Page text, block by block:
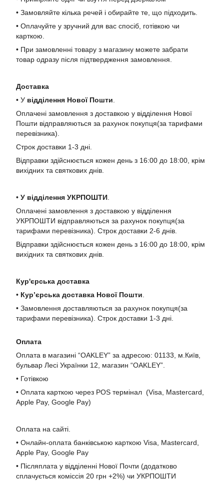
• Замовляйте кілька речей і обирайте те, що підходить.
• Оплачуйте у зручний для вас спосіб, готівкою чи
карткою.
• При замовленні товару з магазину можете забрати
товар одразу після підтвердження замовлення.
Доставка
• У відділення Нової Пошти.
Оплачені замовлення з доставкою у відділення Нової
Пошти відправляються за рахунок покупця(за тарифами
перевізника).
Строк доставки 1-3 дні.
Відправки здійснюється кожен день з 16:00 до 18:00, крім
вихідних та святкових днів.
• У відділення УКРПОШТИ.
Оплачені замовлення з доставкою у відділення
УКРПОШТИ відправляються за рахунок покупця(за
тарифами перевізника). Строк доставки 2-6 днів.
Відправки здійснюється кожен день з 16:00 до 18:00, крім
вихідних та святкових днів.
Кур'єрська доставка
• Кур’єрська доставка Нової Пошти.
• Замовлення доставляються за рахунок покупця(за
тарифами перевізника). Строк доставки 1-3 дні.
Оплата
Оплата в магазині “OAKLEY” за адресою: 01133, м.Київ,
бульвар Лесі Українки 12, магазин “OAKLEY”.
• Готівкою
• Оплата карткою через POS термінал (Visa, Mastercard,
Apple Pay, Google Pay)
Оплата на сайті.
• Онлайн-оплата банківською карткою Visa, Mastercard,
Apple Pay, Google Pay
• Післяплата у відділенні Нової Почти (додатково
сплачується коміссія 20 грн +2%) чи УКРПОШТИ